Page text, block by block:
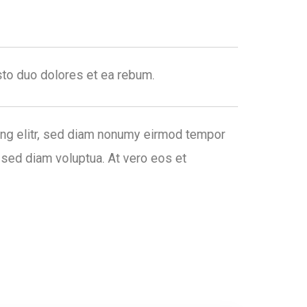
duo dolores et ea rebum.
elitr, sed diam nonumy eirmod tempor
diam voluptua. At vero eos et